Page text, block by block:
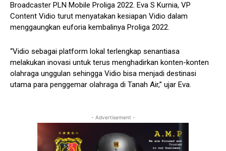
Broadcaster PLN Mobile Proliga 2022. Eva S Kurnia, VP
Content Vidio turut menyatakan kesiapan Vidio dalam
menggaungkan euforia kembalinya Proliga 2022.
“Vidio sebagai platform lokal terlengkap senantiasa
melakukan inovasi untuk terus menghadirkan konten-konten
olahraga unggulan sehingga Vidio bisa menjadi destinasi
utama para penggemar olahraga di Tanah Air,” ujar Eva.
- Advertisement -